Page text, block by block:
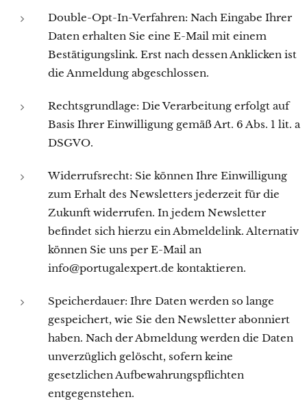
Double-Opt-In-Verfahren: Nach Eingabe Ihrer
Daten erhalten Sie eine E-Mail mit einem
Bestätigungslink. Erst nach dessen Anklicken ist
die Anmeldung abgeschlossen.
Rechtsgrundlage: Die Verarbeitung erfolgt auf
Basis Ihrer Einwilligung gemäß Art. 6 Abs. 1 lit. a
DSGVO.
Widerrufsrecht: Sie können Ihre Einwilligung
zum Erhalt des Newsletters jederzeit für die
Zukunft widerrufen. In jedem Newsletter
befindet sich hierzu ein Abmeldelink. Alternativ
können Sie uns per E-Mail an
info@portugalexpert.de kontaktieren.
Speicherdauer: Ihre Daten werden so lange
gespeichert, wie Sie den Newsletter abonniert
haben. Nach der Abmeldung werden die Daten
unverzüglich gelöscht, sofern keine
gesetzlichen Aufbewahrungspflichten
entgegenstehen.